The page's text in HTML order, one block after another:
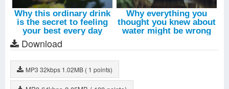
Download
MP3 32kbps 1.02MB ( 1 points)